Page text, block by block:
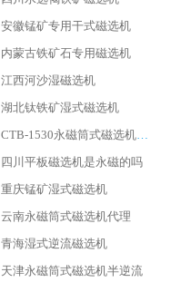
安徽锰矿专用干式磁选机
内蒙古铁矿石专用磁选机
江西河沙湿磁选机
湖北钛铁矿湿式磁选机
CTB-1530永磁筒式磁选机代理商
四川平板磁选机是永磁的吗
重庆锰矿湿式磁选机
云南永磁筒式磁选机代理
青海湿式逆流磁选机
天津永磁筒式磁选机半逆流